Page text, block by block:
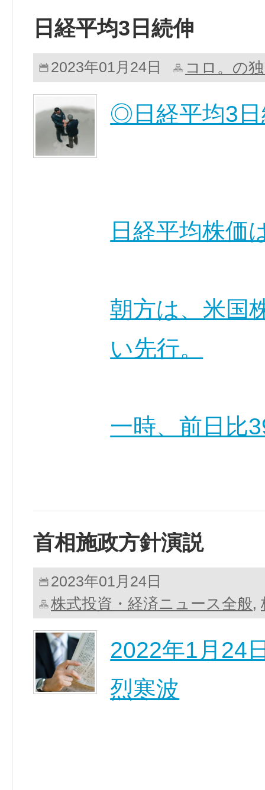
日経平均3日続伸
2023年01月24日 コロ。の
◎日経平均3
日経平均株価
朝方は、米国
い先行。
一時、前日
首相施政方針演説
2023年01月24日
株式投資・経済ニュース全般,
2022年1月24
烈寒波